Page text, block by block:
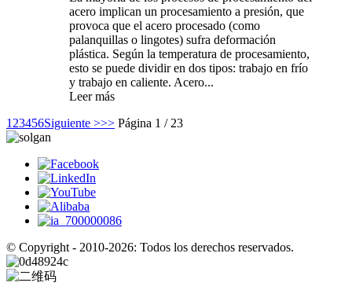
acero implican un procesamiento a presión, que
provoca que el acero procesado (como
palanquillas o lingotes) sufra deformación
plástica. Según la temperatura de procesamiento,
esto se puede dividir en dos tipos: trabajo en frío
y trabajo en caliente. Acero...
Leer más
1 23456Siguiente >>> Página 1 / 23
© Copyright - 2010-2026: Todos los derechos reservados.